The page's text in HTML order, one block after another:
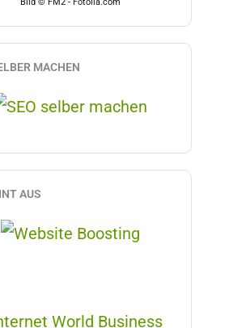
Bild © FM2 - Fotolia.com
MACHEN
AUS